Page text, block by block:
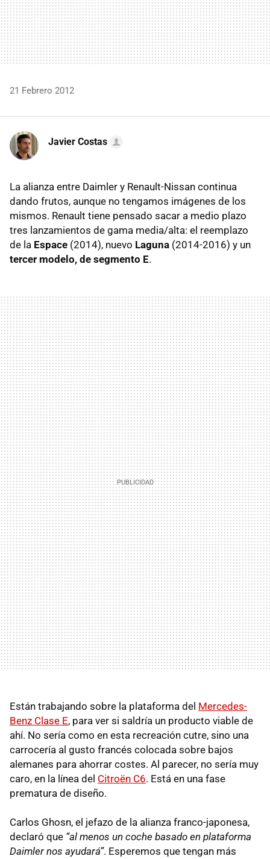
21 Febrero 2012
Javier Costas
La alianza entre Daimler y Renault-Nissan continua
dando frutos, aunque no tengamos imágenes de los
mismos. Renault tiene pensado sacar a medio plazo
tres lanzamientos de gama media/alta: el reemplazo
de la Espace (2014), nuevo Laguna (2014-2016) y un
tercer modelo, de segmento E.
Están trabajando sobre la plataforma del Mercedes-
Benz Clase E, para ver si saldría un producto viable de
ahí. No sería como en esta recreación cutre, sino una
carrocería al gusto francés colocada sobre bajos
alemanes para ahorrar costes. Al parecer, no sería muy
caro, en la línea del Citroën C6. Está en una fase
prematura de diseño.
Carlos Ghosn, el jefazo de la alianza franco-japonesa,
declaró que “al menos un coche basado en plataforma
Daimler nos ayudará”. Esperemos que tengan más